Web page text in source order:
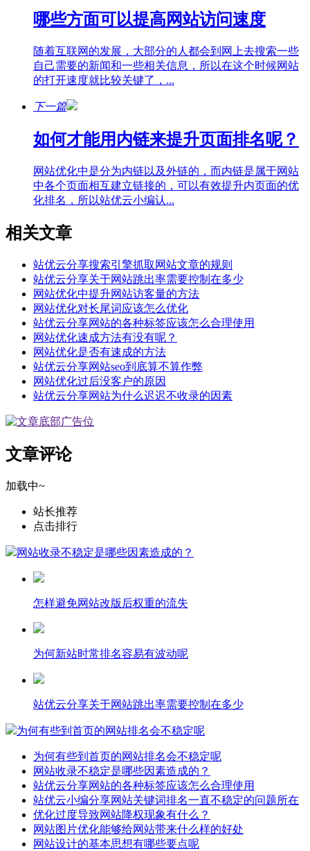
哪些方面可以提高网站访问速度
随着互联网的发展，大部分的人都会到网上去搜索一些
自己需要的新闻和一些相关信息，所以在这个时候网站
的打开速度就比较关键了，...
下一篇
如何才能用内链来提升页面排名呢？
网站优化中是分为内链以及外链的，而内链是属于网站
中各个页面相互建立链接的，可以有效提升内页面的优
化排名，所以站优云小编认...
相关文章
站优云分享搜索引擎抓取网站文章的规则
站优云分享关于网站跳出率需要控制在多少
网站优化中提升网站访客量的方法
网站优化对长尾词应该怎么优化
站优云分享网站的各种标签应该怎么合理使用
网站优化速成方法有没有呢？
网站优化是否有速成的方法
站优云分享网站seo到底算不算作弊
网站优化过后没客户的原因
站优云分享网站为什么迟迟不收录的因素
文章评论
加载中~
站长推荐
点击排行
网站收录不稳定是哪些因素造成的？
怎样避免网站改版后权重的流失
为何新站时常排名容易有波动呢
站优云分享关于网站跳出率需要控制在多少
为何有些到首页的网站排名会不稳定呢
为何有些到首页的网站排名会不稳定呢
网站收录不稳定是哪些因素造成的？
站优云分享网站的各种标签应该怎么合理使用
站优云小编分享网站关键词排名一直不稳定的问题所在
优化过度导致网站降权现象有什么？
网站图片优化能够给网站带来什么样的好处
网站设计的基本思想有哪些要点呢